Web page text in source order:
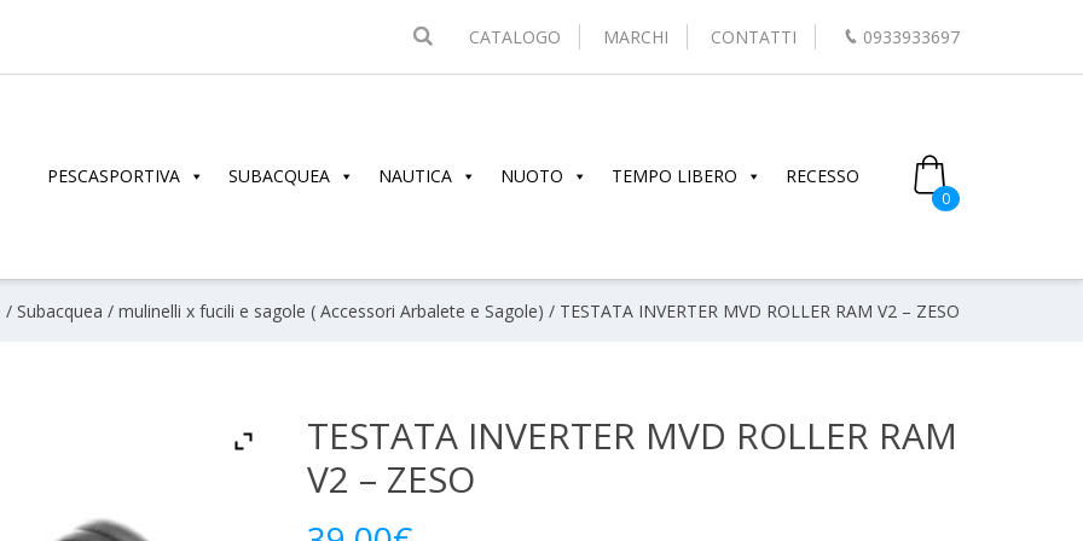
CATALOGO MARCHI CONTATTI 0933933697
PESCASPORTIVA SUBACQUEA NAUTICA NUOTO TEMPO LIBERO RECESSO
0
/ Subacquea / mulinelli x fucili e sagole ( Accessori Arbalete e Sagole) / TESTATA INVERTER MVD ROLLER RAM V2 – ZESO
TESTATA INVERTER MVD ROLLER RAM
V2 – ZESO